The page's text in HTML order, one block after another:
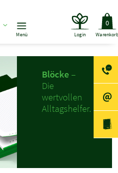
Menü Login
0
Blöcke –
Die
wertvollen
Alltagshelfer.